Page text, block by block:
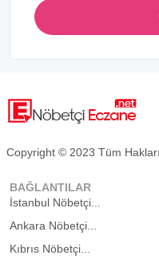
Copyright © 2023 Tüm Hakları
BAĞLANTILAR
İstanbul Nöbetçi...
Ankara Nöbetçi...
Kıbrıs Nöbetçi...